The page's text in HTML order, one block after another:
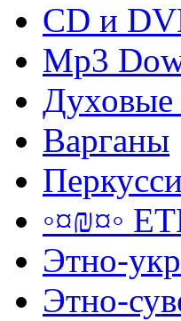
CD и
Mp3
Духовые
Варганы
◦¤₪¤◦
Этно-
Этно-